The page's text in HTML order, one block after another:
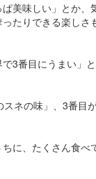
美味しい」とか、
たりできる楽しさ
3番目にうまい」
ネの味」、3番目
に、たくさん食べ